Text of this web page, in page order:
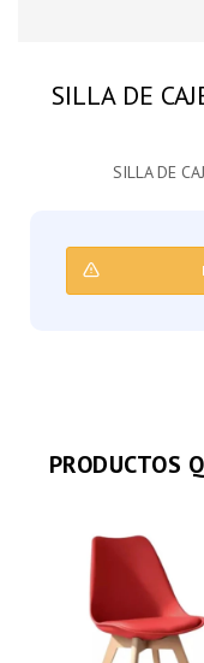
SILLA DE
SILLA DE
PRODUCTOS